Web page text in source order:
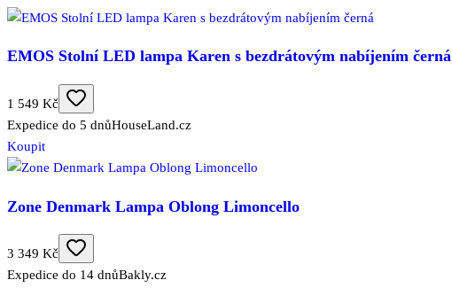
EMOS Stolní LED lampa Karen s bezdrátovým nabíjením černá
1 549 Kč
Expedice do 5 dnůHouseLand.cz
Koupit
Zone Denmark Lampa Oblong Limoncello
3 349 Kč
Expedice do 14 dnůBakly.cz